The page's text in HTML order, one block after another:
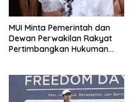
MUI Minta Pemerintah dan
Dewan Perwakilan Rakyat
Pertimbangkan Hukuman